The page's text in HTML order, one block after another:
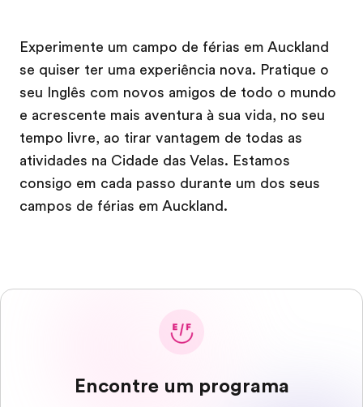
Carreiras
Junte-se a nós
Experimente um campo de férias em Auckland
se quiser ter uma experiência nova. Pratique o
seu Inglês com novos amigos de todo o mundo
e acrescente mais aventura à sua vida, no seu
tempo livre, ao tirar vantagem de todas as
atividades na Cidade das Velas. Estamos
consigo em cada passo durante um dos seus
campos de férias em Auckland.
Encontre um programa